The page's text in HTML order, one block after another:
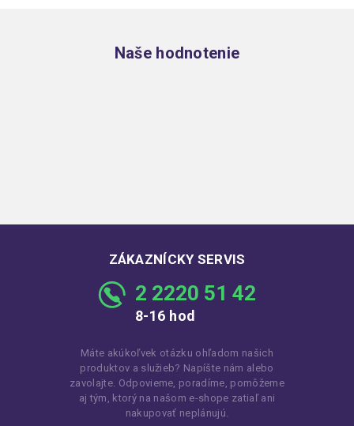
Naše hodnotenie
ZÁKAZNÍCKY SERVIS
2 2220 51 42
8-16 hod
Máte akúkoľvek otázku ohľadom našich
produktov a služieb? Napíšte nám alebo
zavolajte. Odpovieme, poradíme, pomôžeme
aj tým, ktorý na našom e-shope zatiaľ ani
nakupovať neplánujú.